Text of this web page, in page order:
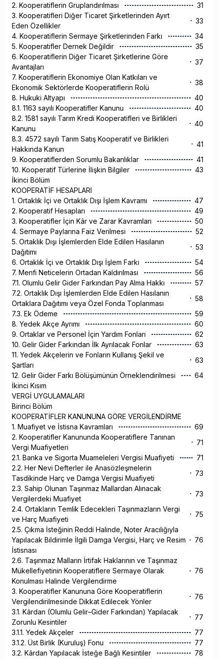
2. Kooperatiflerin Gruplandırılması
31
3. Kooperatifleri Diğer Ticaret Şirketlerinden Ayırt
Eden Özellikler
33
4. Kooperatiflerin Sermaye Şirketlerinden Farkı
34
5. Kooperatifler Dernek Değildir
35
6. Kooperatiflerin Diğer Ticaret Şirketlerine Göre
Avantajları
37
7. Kooperatiflerin Ekonomiye Olan Katkıları ve
Ekonomik Sektörlerde Kooperatiflerin Rolü
38
8. Hukuki Altyapı
40
8.1. 1163 sayılı Kooperatifler Kanunu
40
8.2. 1581 sayılı Tarım Kredi Kooperatifleri ve Birlikleri
Kanunu
40
8.3. 4572 sayılı Tarım Satış Kooperatif ve Birlikleri
Hakkında Kanun
41
9. Kooperatiflerden Sorumlu Bakanlıklar
41
10. Kooperatif Türlerine İlişkin Bilgiler
43
İkinci Bölüm
KOOPERATİF HESAPLARI
1. Ortaklık İçi ve Ortaklık Dışı İşlem Kavramı
47
2. Kooperatif Hesapları
49
3. Kooperatifler İçin Kâr ve Zarar Kavramları
50
4. Sermaye Paylarına Faiz Verilmesi
52
5. Ortaklık Dışı İşlemlerden Elde Edilen Hasılanın
Dağıtımı
53
6. Ortaklık İçi ve Ortaklık Dışı İşlem Farkı
54
7. Menfi Neticelerin Ortadan Kaldırılması
56
7.1. Olumlu Gelir Gider Farkından Pay Alma Hakkı
57
7.2. Ortaklık Dışı İşlemlerden Elde Edilen Hasılanın
Ortaklara Dağıtımı veya Özel Fonda Toplanması
58
7.3. Ek Ödeme
59
8. Yedek Akçe Ayrımı
60
9. Ortaklar ve Personel İçin Yardım Fonları
62
10. Gelir Gider Farkından İlk Ayrılacak Fonlar
63
11. Yedek Akçelerin ve Fonların Kullanış Şekil ve
Şartları
63
12. Gelir Gider Farkı Bölüşümünün Örneklendirilmesi
64
İkinci Kısım
VERGİ UYGULAMALARI
Birinci Bölüm
KOOPERATİFLER KANUNUNA GÖRE VERGİLENDİRME
1. Muafiyet ve İstisna Kavramları
69
2. Kooperatifler Kanununda Kooperatiflere Tanınan
Vergi Muafiyetleri
71
2.1. Banka ve Sigorta Muameleleri Vergisi Muafiyeti
71
2.2. Her Nevi Defterler ile Anasözleşmelerin
Tasdikinde Harç ve Damga Vergisi Muafiyeti
73
2.3. Sahip Olunan Taşınmaz Mallardan Alınacak
Vergilerdeki Muafiyet
73
2.4. Ortakların Temlik Edecekleri Taşınmazların Vergi
ve Harç Muafiyeti
75
2.5. Çıkma İsteğinin Reddi Halinde, Noter Aracılığıyla
Yapılacak Bildirimle İlgili Damga Vergisi, Harç ve Resim
İstisnası
76
2.6. Taşınmaz Malların İrtifak Haklarının ve Taşınmaz
Mükellefiyetinin Kooperatiflere Sermaye Olarak
Konulması Halinde Vergilendirme
76
3. Kooperatifler Kanununa Göre Kooperatiflerin
Vergilendirilmesinde Dikkat Edilecek Yönler
76
3.1. Kârdan (Olumlu Gelir–Gider Farkından) Yapılacak
Zorunlu Kesintiler
77
3.1.1. Yedek Akçeler
77
3.1.2. Üst Birlik (Kuruluş) Fonu
77
3.2. Kârdan Yapılacak İsteğe Bağlı Kesintiler
78